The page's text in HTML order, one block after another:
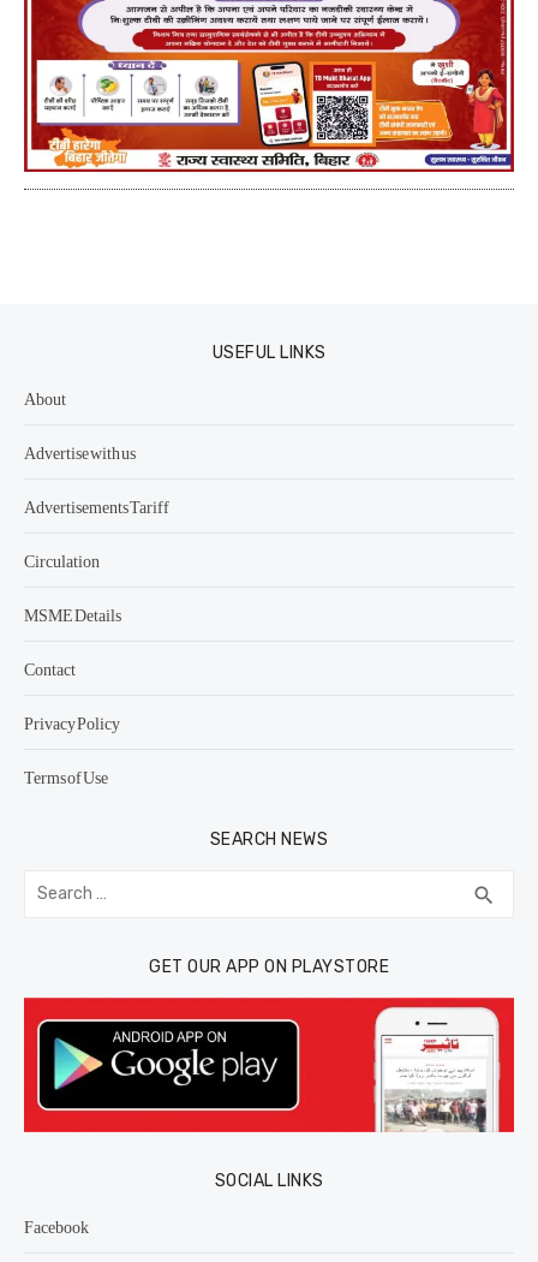
USEFUL LINKS
About
Advertise with us
Advertisements Tariff
Circulation
MSME Details
Contact
Privacy Policy
Terms of Use
SEARCH NEWS
Search
for: search
GET OUR APP ON PLAYSTORE
SOCIAL LINKS
Facebook